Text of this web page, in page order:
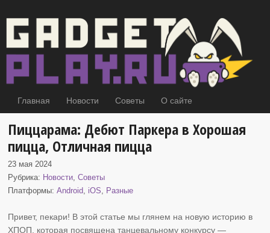
Главная Новости Советы О сайте
Пиццарама: Дебют Паркера в Хорошая
пицца, Отличная пицца
23 мая 2024
Рубрика: Новости,Советы
Платформы:Android, iOS, Разные
Привет, пекари! В этой статье мы глянем на новую историю в
ХПОП , которая посвящена танцевальному конкурсу —